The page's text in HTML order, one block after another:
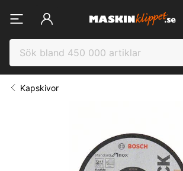
Kapskivor